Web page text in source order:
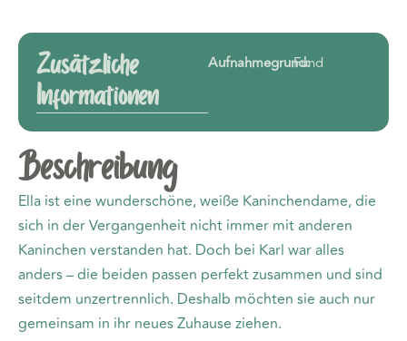
Zusätzliche
Informationen
Aufnahmegrund:Fund
Beschreibung
Ella ist eine wunderschöne, weiße Kaninchendame, die
sich in der Vergangenheit nicht immer mit anderen
Kaninchen verstanden hat. Doch bei Karl war alles
anders – die beiden passen perfekt zusammen und sind
seitdem unzertrennlich. Deshalb möchten sie auch nur
gemeinsam in ihr neues Zuhause ziehen.